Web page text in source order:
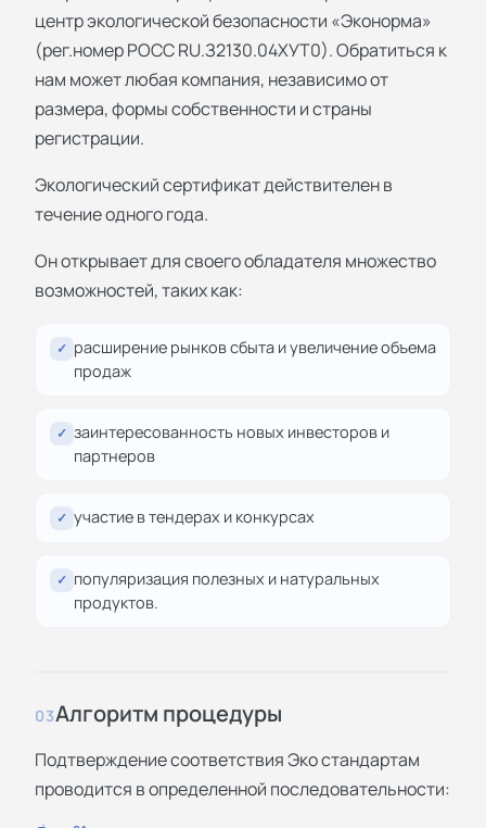
центр экологической безопасности «Эконорма»
(рег.номер РОСС RU.З2130.04ХУТ0). Обратиться к
нам может любая компания, независимо от
размера, формы собственности и страны
регистрации.
Экологический сертификат действителен в
течение одного года.
Он открывает для своего обладателя множество
возможностей, таких как:
✓ расширение рынков сбыта и увеличение объема
продаж
✓ заинтересованность новых инвесторов и
партнеров
✓ участие в тендерах и конкурсах
✓ популяризация полезных и натуральных
продуктов.
03Алгоритм процедуры
Подтверждение соответствия Эко стандартам
проводится в определенной последовательности: